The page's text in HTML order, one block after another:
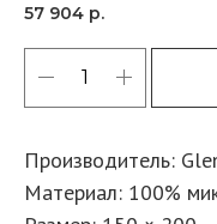
57 904 р.
Производитель:
Материал: 100%